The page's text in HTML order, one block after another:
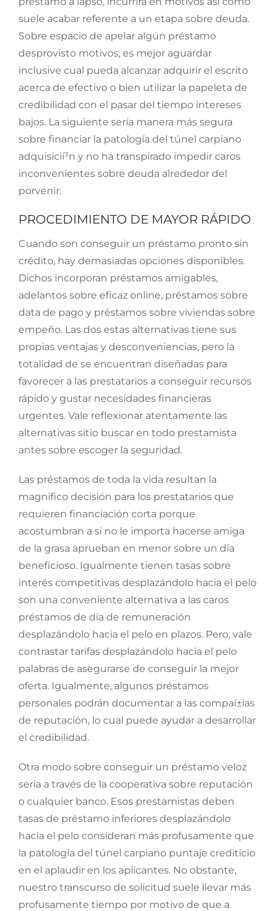
suele acabar referente a un etapa sobre deuda.
Sobre espacio de apelar algún préstamo
desprovisto motivos, es mejor aguardar
inclusive cual pueda alcanzar adquirir el escrito
acerca de efectivo o bien utilizar la papeleta de
credibilidad con el pasar del tiempo intereses
bajos. La siguiente sería manera más segura
sobre financiar la patologí­a del túnel carpiano
adquisicií³n y no ha transpirado impedir caros
inconvenientes sobre deuda alrededor del
porvenir.
PROCEDIMIENTO DE MAYOR RÁPIDO
Cuando son conseguir un préstamo pronto sin
crédito, hay demasiadas opciones disponibles.
Dichos incorporan préstamos amigables,
adelantos sobre eficaz online, préstamos sobre
data de pago y préstamos sobre viviendas sobre
empeño. Las dos estas alternativas tiene sus
propias ventajas y desconveniencias, pero la
totalidad de se encuentran diseñadas para
favorecer a las prestatarios a conseguir recursos
rápido y gustar necesidades financieras
urgentes. Vale reflexionar atentamente las
alternativas sitio buscar en todo prestamista
antes sobre escoger la seguridad.
Las préstamos de toda la vida resultan la
magnifico decisión para los prestatarios que
requieren financiación corta porque
acostumbran a si no le importa hacerse amiga
de la grasa aprueban en menor sobre un día
beneficioso. Igualmente tienen tasas sobre
interés competitivas desplazándolo hacia el pelo
son una conveniente alternativa a las caros
préstamos de día de remuneración
desplazándolo hacia el pelo en plazos. Pero, vale
contrastar tarifas desplazándolo hacia el pelo
palabras de asegurarse de conseguir la mejor
oferta. Igualmente, algunos préstamos
personales podrán documentar a las compaí±ias
de reputación, lo cual puede ayudar a desarrollar
el credibilidad.
Otra modo sobre conseguir un préstamo veloz
serí­a a través de la cooperativa sobre reputación
o cualquier banco. Esos prestamistas deben
tasas de préstamo inferiores desplazándolo
hacia el pelo consideran más profusamente que
la patologí­a del túnel carpiano puntaje crediticio
en el aplaudir en los aplicantes. No obstante,
nuestro transcurso de solicitud suele llevar más
profusamente tiempo por motivo de que a